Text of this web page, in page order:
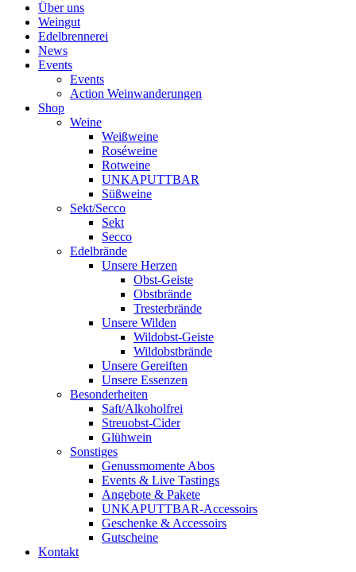
Über uns
Weingut
Edelbrennerei
News
Events
Events
Action Weinwanderungen
Shop
Weine
Weißweine
Roséweine
Rotweine
UNKAPUTTBAR
Süßweine
Sekt/Secco
Sekt
Secco
Edelbrände
Unsere Herzen
Obst-Geiste
Obstbrände
Tresterbrände
Unsere Wilden
Wildobst-Geiste
Wildobstbrände
Unsere Gereiften
Unsere Essenzen
Besonderheiten
Saft/Alkoholfrei
Streuobst-Cider
Glühwein
Sonstiges
Genussmomente Abos
Events & Live Tastings
Angebote & Pakete
UNKAPUTTBAR-Accessoirs
Geschenke & Accessoirs
Gutscheine
Kontakt